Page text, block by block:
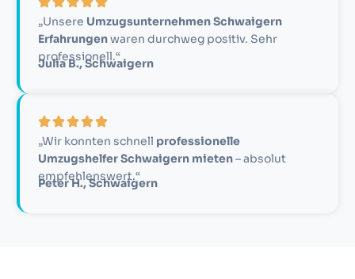
„Unsere Umzugsunternehmen Schwaigern
Erfahrungenwaren durchweg positiv. Sehr
professionell.“
Julia B., Schwaigern
„Wir konnten schnell professionelle
Umzugshelfer Schwaigern mieten– absolut
empfehlenswert.“
Peter H., Schwaigern